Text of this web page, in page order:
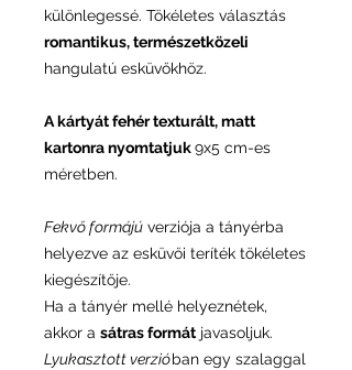
különlegessé. Tökéletes választás
romantikus, természetközeli
hangulatú esküvőkhöz.
A kártyát fehér texturált, matt
kartonra nyomtatjuk9x5 cm-es
méretben.
Fekvő formájú verziója a tányérba
helyezve az esküvői teríték tökéletes
kiegészítője.
Ha a tányér mellé helyeznétek,
akkor a sátras formátjavasoljuk.
Lyukasztott verzióban egy szalaggal